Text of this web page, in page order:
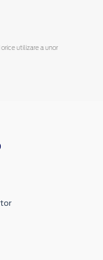
utilizare a unor